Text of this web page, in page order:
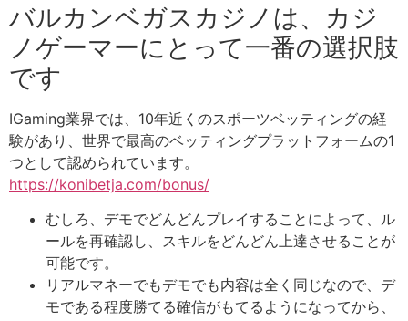
バルカンベガスカジノは、カジ
ノゲーマーにとって一番の選択肢
です
IGaming業界では、10年近くのスポーツベッティングの経
験があり、世界で最高のベッティングプラットフォームの1
つとして認められています。
https://konibetja.com/bonus/
むしろ、デモでどんどんプレイすることによって、ル
ールを再確認し、スキルをどんどん上達させることが
可能です。
リアルマネーでもデモでも内容は全く同じなので、デ
モである程度勝てる確信がもてるようになってから、